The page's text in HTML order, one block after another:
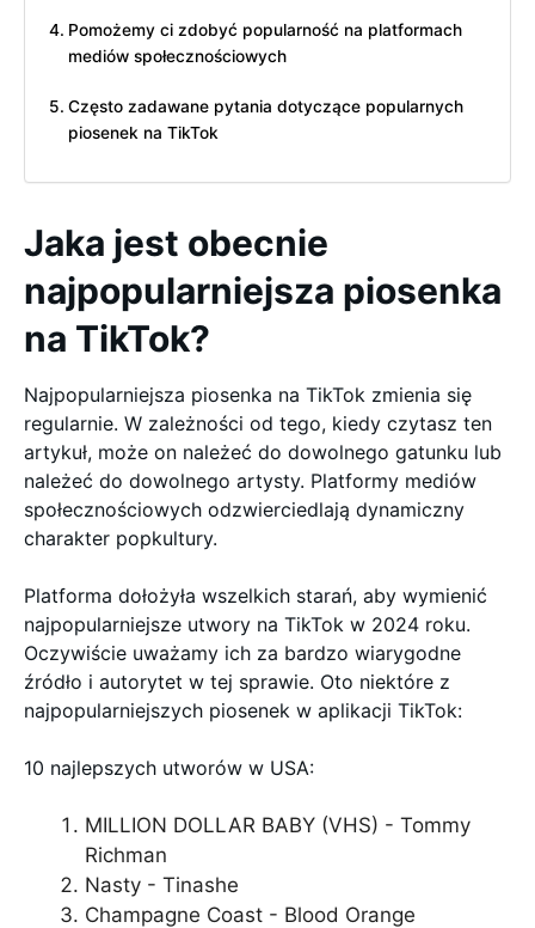
Pomożemy ci zdobyć popularność na platformach
mediów społecznościowych
Często zadawane pytania dotyczące popularnych
piosenek na TikTok
Jaka jest obecnie
najpopularniejsza piosenka
na TikTok?
Najpopularniejsza piosenka na TikTok zmienia się
regularnie. W zależności od tego, kiedy czytasz ten
artykuł, może on należeć do dowolnego gatunku lub
należeć do dowolnego artysty. Platformy mediów
społecznościowych odzwierciedlają dynamiczny
charakter popkultury.
Platforma dołożyła wszelkich starań, aby wymienić
najpopularniejsze utwory na TikTok w 2024 roku.
Oczywiście uważamy ich za bardzo wiarygodne
źródło i autorytet w tej sprawie. Oto niektóre z
najpopularniejszych piosenek w aplikacji TikTok:
10 najlepszych utworów w USA:
MILLION DOLLAR BABY (VHS) - Tommy
Richman
Nasty - Tinashe
Champagne Coast - Blood Orange